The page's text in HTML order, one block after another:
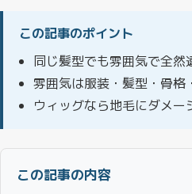
この記事のポイント
同じ髪型でも雰囲気で全然
雰囲気は服装・髪型・骨格
ウィッグなら地毛にダメ
この記事の内容